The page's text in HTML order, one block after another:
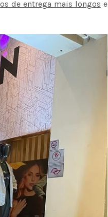
de entrega mais longos e